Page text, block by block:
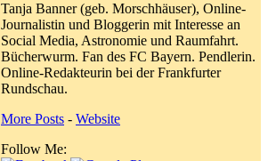
Tanja Banner (geb. Morschhäuser), Online-
Journalistin und Bloggerin mit Interesse an
Social Media, Astronomie und Raumfahrt.
Bücherwurm. Fan des FC Bayern. Pendlerin.
Online-Redakteurin bei der Frankfurter
Rundschau.
More Posts - Website
Follow Me: